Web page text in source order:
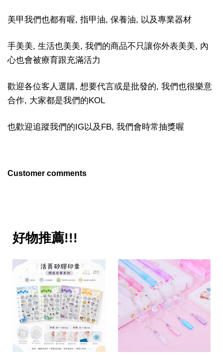
美甲我們也都有喔, 指甲油, 保養油, 以及專業器材
手美美, 生活也美美, 我們的商品不只讓你外表美美, 內
心也會被療育跟充滿活力
歡迎各位客人選購, 想要代言或是批發的, 我們也很樂意
合作, 大家都是我們的KOL
也歡迎追蹤我們的IG以及FB, 我們會時常抽獎喔
Customer comments
好物推薦!!!